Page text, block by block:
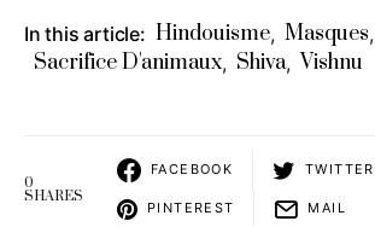
In this article: Hindouisme, Masques,
Sacrifice D'animaux, Shiva, Vishnu
0
SHARES
FACEBOOK TWITTER
PINTEREST MAIL